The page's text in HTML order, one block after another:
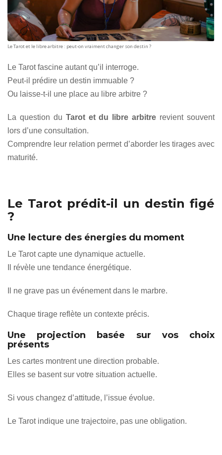
Le Tarot et le libre arbitre : peut-on vraiment changer son destin ?
Le Tarot fascine autant qu’il interroge.
Peut-il prédire un destin immuable ?
Ou laisse-t-il une place au libre arbitre ?
La question du Tarot et du libre arbitre revient souvent
lors d’une consultation.
Comprendre leur relation permet d’aborder les tirages avec
maturité.
Le Tarot prédit-il un destin figé
?
Une lecture des énergies du moment
Le Tarot capte une dynamique actuelle.
Il révèle une tendance énergétique.
Il ne grave pas un événement dans le marbre.
Chaque tirage reflète un contexte précis.
Une projection basée sur vos choix
présents
Les cartes montrent une direction probable.
Elles se basent sur votre situation actuelle.
Si vous changez d’attitude, l’issue évolue.
Le Tarot indique une trajectoire, pas une obligation.